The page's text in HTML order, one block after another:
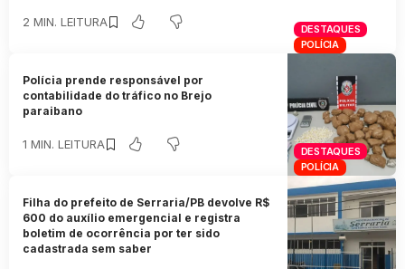
DESTAQUES
POLÍCIA
2 MIN. LEITURA
DESTAQUES
POLÍCIA
Polícia prende responsável por
contabilidade do tráfico no Brejo
paraibano
1 MIN. LEITURA
Filha do prefeito de Serraria/PB devolve R$
600 do auxílio emergencial e registra
boletim de ocorrência por ter sido
cadastrada sem saber